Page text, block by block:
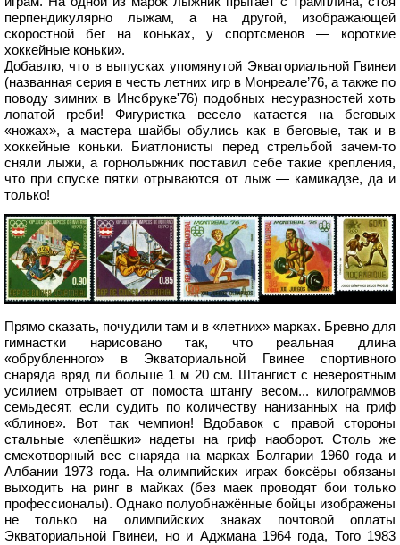
перпендикулярно лыжам, а на другой, изображающей
скоростной бег на коньках, у спортсменов — короткие
хоккейные коньки».
Добавлю, что в выпусках упомянутой Экваториальной Гвинеи
(названная серия в честь летних игр в Монреале’76, а также по
поводу зимних в Инсбруке'76) подобных несуразностей хоть
лопатой греби! Фигуристка весело катается на беговых
«ножах», а мастера шайбы обулись как в беговые, так и в
хоккейные коньки. Биатлонисты перед стрельбой зачем-то
сняли лыжи, а горнолыжник поставил себе такие крепления,
что при спуске пятки отрываются от лыж — камикадзе, да и
только!
Прямо сказать, почудили там и в «летних» марках. Бревно для
гимнастки нарисовано так, что реальная длина
«обрубленного» в Экваториальной Гвинее спортивного
снаряда вряд ли больше 1 м 20 см. Штангист с невероятным
усилием отрывает от помоста штангу весом... килограммов
семьдесят, если судить по количеству нанизанных на гриф
«блинов». Вот так чемпион! Вдобавок с правой стороны
стальные «лепёшки» надеты на гриф наоборот. Столь же
смехотворный вес снаряда на марках Болгарии 1960 года и
Албании 1973 года. На олимпийских играх боксёры обязаны
выходить на ринг в майках (без маек проводят бои только
профессионалы). Однако полуобнажённые бойцы изображены
не только на олимпийских знаках почтовой оплаты
Экваториальной Гвинеи, но и Аджмана 1964 года, Того 1983